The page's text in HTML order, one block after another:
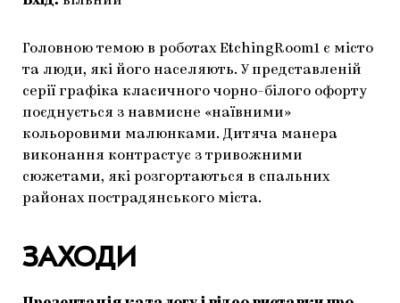
Головною темою в роботах EtchingRoom1 є місто
та люди, які його населяють. У представленій
серії графіка класичного чорно-білого офорту
поєднується з навмисне «наївними»
кольоровими малюнками. Дитяча манера
виконання контрастує з тривожними
сюжетами, які розгортаються в спальних
районах пострадянського міста.
ЗАХОДИ